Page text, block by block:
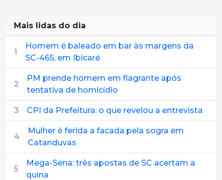
Mais lidas do dia
1
Homem é baleado em bar às margens da
SC-465, em Ibicaré
2
PM prende homem em flagrante após
tentativa de homicídio
3 CPI da Prefeitura: o que revelou a entrevista
4
Mulher é ferida a facada pela sogra em
Catanduvas
5
Mega-Sena: três apostas de SC acertam a
quina